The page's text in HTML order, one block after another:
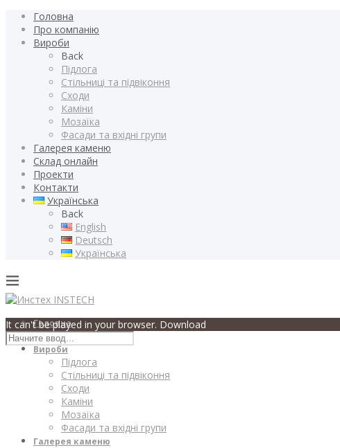
Головна
Про компанію
Вироби
Back
Підлога
Стільниці та підвіконня
Сходи
Каміни
Мозаїка
Фасади та вхідні групи
Галерея каменю
Склад онлайн
Проекти
Контакти
Українська
Back
English
Deutsch
Українська
INSTECH
Головна
Про компанію
Вироби
Підлога
Стільниці та підвіконня
Сходи
Каміни
Мозаїка
Фасади та вхідні групи
Галерея каменю
It can't be played in your browser. Download